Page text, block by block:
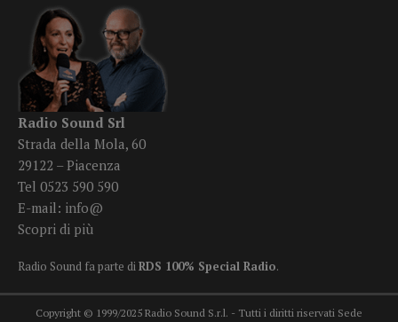
Radio Sound Srl
Strada della Mola, 60
29122 – Piacenza
Tel 0523 590 590
E-mail: info@
Scopri di più
Radio Sound fa parte diRDS 100% Special Radio.
Copyright © 1999/2025 Radio Sound S.r.l. - Tutti i diritti riservati Sede